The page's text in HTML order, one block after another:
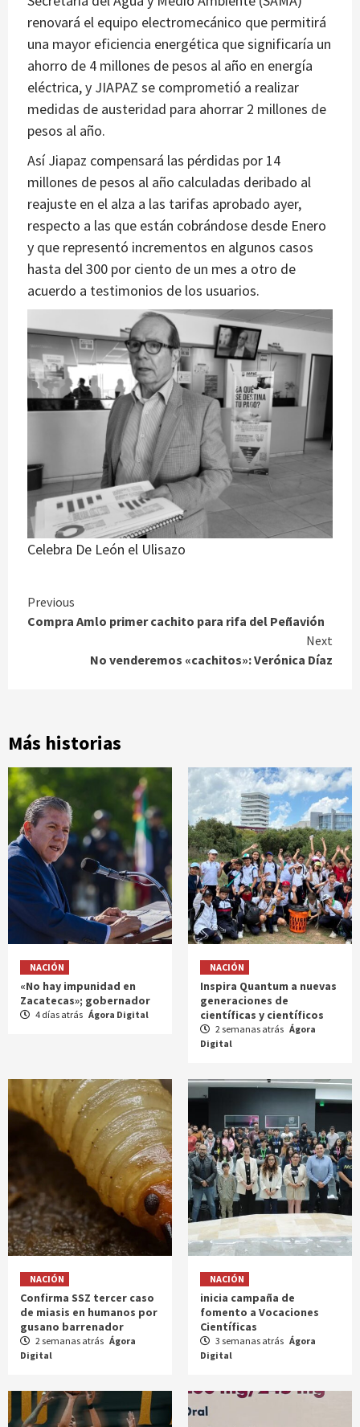
renovará el equipo electromecánico que permitirá
una mayor eficiencia energética que significaría un
ahorro de 4 millones de pesos al año en energía
eléctrica, y JIAPAZ se comprometió a realizar
medidas de austeridad para ahorrar 2 millones de
pesos al año.
Así Jiapaz compensará las pérdidas por 14
millones de pesos al año calculadas deribado al
reajuste en el alza a las tarifas aprobado ayer,
respecto a las que están cobrándose desde Enero
y que representó incrementos en algunos casos
hasta del 300 por ciento de un mes a otro de
acuerdo a testimonios de los usuarios.
Celebra De León el Ulisazo
Continue
Reading
Previous
Compra Amlo primer cachito para rifa del Peñavión
Next
No venderemos «cachitos»: Verónica Díaz
Más historias
NACIÓN
«No hay impunidad en
Zacatecas»; gobernador
4 días atrás Ágora Digital
NACIÓN
Inspira Quantum a nuevas
generaciones de
científicas y científicos
2 semanas atrás Ágora
Digital
NACIÓN
Confirma SSZ tercer caso
de miasis en humanos por
gusano barrenador
2 semanas atrás Ágora
Digital
NACIÓN
inicia campaña de
fomento a Vocaciones
Científicas
3 semanas atrás Ágora
Digital